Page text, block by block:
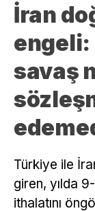
İran
engeli:
savaş
Türkiye ile
giren, yılda
ithalatını